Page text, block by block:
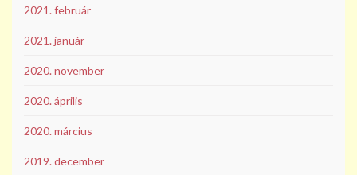
2021. február
2021. január
2020. november
2020. április
2020. március
2019. december